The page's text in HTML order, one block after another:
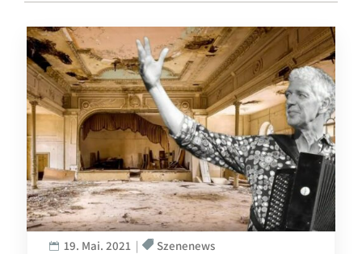
19. Mai. 2021 Szenenews